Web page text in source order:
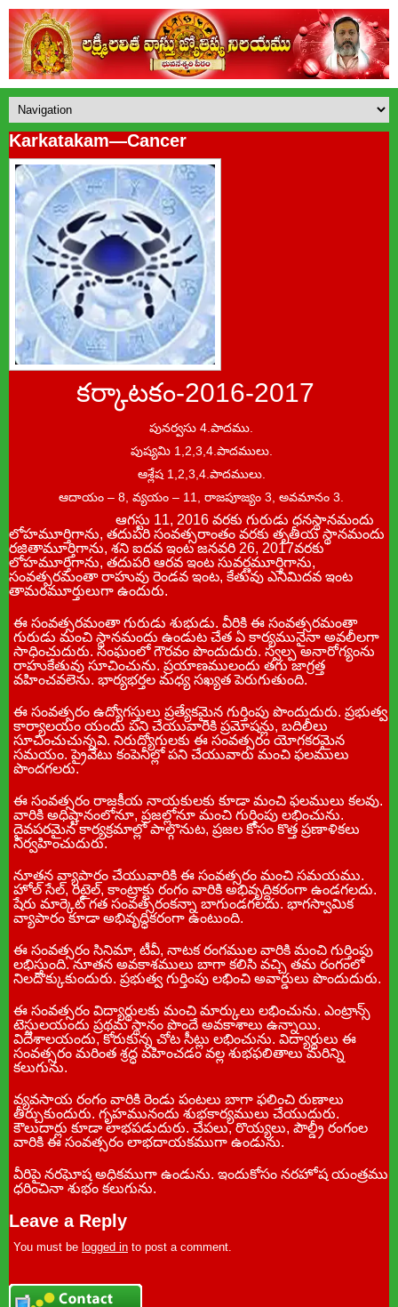
Karkatakam—Cancer
కర్కాటకం-2016-2017
పునర్వసు 4.పాదము.
పుష్యమి 1,2,3,4.పాదములు.
ఆశ్లేష 1,2,3,4.పాదములు.
ఆదాయం – 8, వ్యయం – 11, రాజపూజ్యం 3, అవమానం 3.
ఆగస్టు 11, 2016 వరకు గురుడు ధనస్థానమందు
లోహమూర్తిగాను, తదుపరి సంవత్సరాంతం వరకు తృతీయ స్థానమందు
రజితామూర్తిగాను, శని ఐదవ ఇంట జనవరి 26, 2017వరకు
లోహమూర్తిగాను, తదుపరి ఆరవ ఇంట సువర్ణమూర్తిగాను,
సంవత్సరమంతా రాహువు రెండవ ఇంట, కేతువు ఎనిమిదవ ఇంట
తామరమూర్తులుగా ఉందురు.
ఈ సంవత్సరమంతా గురుడు శుభుడు. వీరికి ఈ సంవత్సరమంతా
గురుడు మంచి స్థానమందు ఉండుట చేత ఏ కార్యమునైనా అవలీలగా
సాధించుదురు. సంఘంలో గౌరవం పొందుదురు. స్వల్ప అనారోగ్యంను
రాహుకేతువు సూచించును. ప్రయాణములందు తగు జాగ్రత్త
వహించవలెను. భార్యభర్తల మధ్య సఖ్యత పెరుగుతుంది.
ఈ సంవత్సరం ఉద్యోగస్తులు ప్రత్యేకమైన గుర్తింపు పొందుదురు. ప్రభుత్వ
కార్యాలయం యందు పని చేయువారికి ప్రమోషన్లు, బదిలీలు
సూచించుచున్నవి. నిరుద్యోగులకు ఈ సంవత్సరం యోగకరమైన
సమయం. ప్రైవేటు కంపెనీల్లో పని చేయువారు మంచి ఫలములు
పొందగలరు.
ఈ సంవత్సరం రాజకీయ నాయకులకు కూడా మంచి ఫలములు కలవు.
వారికి అధిష్టానంలోనూ, ప్రజల్లోనూ మంచి గుర్తింపు లభించును.
దైవపరమైన కార్యక్రమాల్లో పాల్గొనుట, ప్రజల కోసం కొత్త ప్రణాళికలు
నిర్వహించుదురు.
నూతన వ్యాపారం చేయువారికి ఈ సంవత్సరం మంచి సమయము.
హోల్ సేల్, రిటైల్, కాంట్రాక్టు రంగం వారికి అభివృద్దికరంగా ఉండగలదు.
షేరు మార్కెట్ గత సంవత్సరంకన్నా బాగుండగలదు. భాగస్వామిక
వ్యాపారం కూడా అభివృద్ధికరంగా ఉంటుంది.
ఈ సంవత్సరం సినిమా, టీవీ, నాటక రంగముల వారికి మంచి గుర్తింపు
లభిస్తుంది. నూతన అవకాశములు బాగా కలిసి వచ్చి తమ రంగంలో
నిలదొక్కుకుందురు. ప్రభుత్వ గుర్తింపు లభించి అవార్డులు పొందుదురు.
ఈ సంవత్సరం విద్యార్థులకు మంచి మార్కులు లభించును. ఎంట్రాన్స్
టెస్టులయందు ప్రథమ స్థానం పొందే అవకాశాలు ఉన్నాయి.
విదేశాలయందు, కోరుకున్న చోట సీట్లు లభించును. విద్యార్థులు ఈ
సంవత్సరం మరింత శ్రద్ధ వహించడం వల్ల శుభఫలితాలు మరిన్ని
కలుగును.
వ్యవసాయ రంగం వారికి రెండు పంటలు బాగా ఫలించి రుణాలు
తీర్చుకుందురు. గృహమునందు శుభకార్యములు చేయుదురు.
కౌలుదార్లు కూడా లాభపడుదురు. చేపలు, రొయ్యలు, పౌల్డ్రీ రంగంల
వారికి ఈ సంవత్సరం లాభదాయకముగా ఉండును.
వీరిపై నరఘోష అధికముగా ఉండును. ఇందుకోసం నరహోష యంత్రము
ధరించినా శుభం కలుగును.
Leave a Reply
You must be logged in to post a comment.